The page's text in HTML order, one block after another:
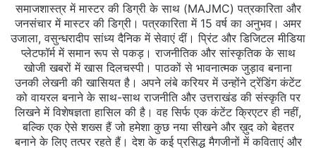
समाजशास्त्र में मास्टर की डिग्री के साथ (MAJMC) पत्रकारिता और
जनसंचार में मास्टर की डिग्री। पत्रकारिता में 15 वर्ष का अनुभव। अमर
उजाला, वसुन्धरादीप सांध्य दैनिक में सेवाएं दीं। प्रिंट और डिजिटल मीडिया
प्लेटफॉर्म में समान रूप से पकड़। राजनीतिक और सांस्कृतिक के साथ
खोजी खबरों में खास दिलचस्‍पी। पाठकों से भावनात्मक जुड़ाव बनाना
उनकी लेखनी की खासियत है। अपने लंबे करियर में उन्होंने ट्रेंडिंग कंटेंट
को वायरल बनाने के साथ-साथ राजनीति और उत्तराखंड की संस्कृति पर
लिखने में विशेषज्ञता हासिल की है। वह सिर्फ एक कंटेंट क्रिएटर ही नहीं,
बल्कि एक ऐसे शख्स हैं जो हमेशा कुछ नया सीखने और ख़ुद को बेहतर
बनाने के लिए तत्पर रहते हैं। देश के कई प्रसिद्ध मैगजीनों में कविताएं और